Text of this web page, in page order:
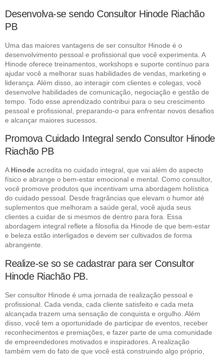
Desenvolva-se sendo Consultor Hinode Riachão
PB
Uma das maiores vantagens de ser consultor Hinode é o
desenvolvimento pessoal e profissional que você experimenta. A
Hinode oferece treinamentos, workshops e suporte contínuo para
ajudar você a melhorar suas habilidades de vendas, marketing e
liderança. Além disso, ao interagir com clientes e colegas, você
desenvolve habilidades de comunicação, negociação e gestão de
tempo. Todo esse aprendizado contribui para o seu crescimento
pessoal e profissional, preparando-o para enfrentar novos desafios
e alcançar maiores sucessos.
Promova Cuidado Integral sendo Consultor Hinode
Riachão PB
A Hinode acredita no cuidado integral, que vai além do aspecto
físico e abrange o bem-estar emocional e mental. Como consultor,
você promove produtos que incentivam uma abordagem holística
do cuidado pessoal. Desde fragrâncias que elevam o humor até
suplementos que melhoram a saúde geral, você ajuda seus
clientes a cuidar de si mesmos de dentro para fora. Essa
abordagem integral reflete a filosofia da Hinode de que bem-estar
e beleza estão interligados e devem ser cultivados de forma
abrangente.
Realize-se so se cadastrar para ser Consultor
Hinode Riachão PB.
Ser consultor Hinode é uma jornada de realização pessoal e
profissional. Cada venda, cada cliente satisfeito e cada meta
alcançada trazem uma sensação de conquista e orgulho. Além
disso, você tem a oportunidade de participar de eventos, receber
reconhecimentos e premiações, e fazer parte de uma comunidade
de empreendedores motivados e inspiradores. A realização
também vem do fato de que você está construindo algo próprio,